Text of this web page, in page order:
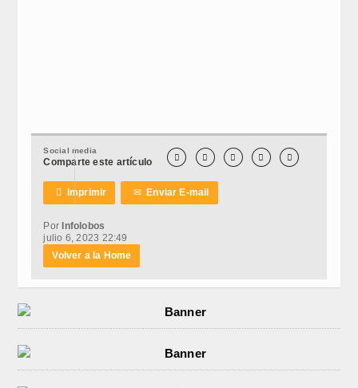
Social media
Comparte este artículo     
 Imprimir ✉Enviar E-mail
Por Infolobos
julio 6, 2023 22:49
Volver a la Home